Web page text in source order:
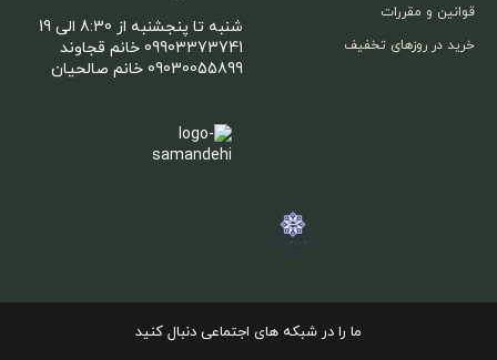
قوانین و مقررات
خرید در روزهای تخفیف
شنبه تا پنجشنبه از 8:30 الی 19
09903373741 خانم قجاوند
09030055899 خانم صالحیان
ما را در شبکه های اجتماعی دنبال کنید